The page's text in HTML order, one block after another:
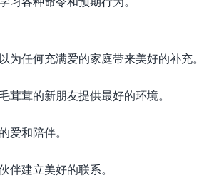
任何充满爱的家庭带来美好的补充。
茸的新朋友提供最好的环境。
和陪伴。
建立美好的联系。